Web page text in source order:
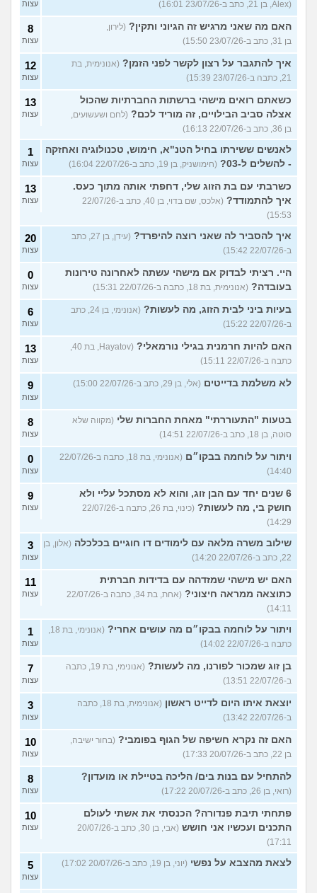
(Alex, בן 21, כתב ב-23/07/26 16:01) עצות
האם מה שאני מרגיש זה הגיוני ותקין? (לירון,
בן 31, כתב ב-23/07/26 15:50)
8
עצות
איך להתגבר על רצון לקשר לפני הזמן? (אנונימית, בת
21, כתבה ב-23/07/26 15:39)
12
עצות
כשאתם רואים מישהי ברשתות החברתיות שהכול
אצלה סביב הבילויים, זה מוריד לכם? (לחם ושעשועים,
בן 36, כתב ב-22/07/26 16:13)
13
עצות
לאנשים ששירתו בחיל הטנ"א, חימוש, טכנולוגיה ואחזקה
- להשלים ל-03?
(חימושניק, בן 19, כתב ב-22/07/26 16:04)
1
עצות
כשרבתי עם בת הזוג שלי, דחפתי אותה מתוך כעס.
איך להתמודד?
(אלכס, שם בדוי, בן 40, כתב ב-22/07/26
15:53)
13
עצות
איך להסביר לה שאני רוצה להיפרד?
(עידן, בן 27, כתב
ב-22/07/26 15:42)
20
עצות
היי. רציתי לבדוק אם מישהי עשתה לאחרונה טירונות
בעובדה? (אנונימית, בת 18, כתבה ב-22/07/26 15:31)
0
עצות
בעיות ביני לבית הזוג, מה לעשות?
(אנונימי, בן 24, כתב
ב-22/07/26 15:22)
6
עצות
האם להיות חרמנית בגילי נורמאלי?
כתבה ב-22/07/26 15:11)
13
עצות
לא משלמת בדייטים (אלי, בן 29, כתב ב-22/07/26 15:00) 9
עצות
בטעות "התעוררתי" מאחת החברות שלי (מקווה שלא
סוטה, בן 18, כתב ב-22/07/26 14:51)
8
עצות
ויתור על לוחמה בבקו״ם
(אנונימי, בת 18, כתבה ב-22/07/26
14:40)
0
עצות
6 שנים יחד עם הבן זוג, והוא לא מסתכל עליי ולא
חושק בי, מה לעשות?
(כינוי, בת 26, כתבה ב-22/07/26
14:29)
9
עצות
שילוב משרה מלאה עם לימודים דו חוגיים בכלכלה (אלון, בן
22, כתב ב-22/07/26 14:20)
3
עצות
האם יש מישהי שמזדהה עם בדידות חברתית
כתוצאה ממראה חיצוני?
(אחת, בת 34, כתבה ב-22/07/26
14:11)
11
עצות
ויתור על לוחמה בבקו״ם מה עושים אחרי?
כתבה ב-22/07/26 14:02)
1
עצות
בן זוג שמכור לפורנו, מה לעשות?
(אנונימי, בת 19, כתבה
ב-22/07/26 13:51)
7
עצות
יוצאת איתו היום לדייט ראשון
(אנונימית, בת 18, כתבה
ב-22/07/26 13:42)
3
עצות
האם זה נקרא חשיפה של הגוף בפומבי? (בחור ישיבה,
בן 22, כתב ב-20/07/26 17:33)
10
עצות
להתחיל עם בנות בים/ הליכה בטיילת או מועדון?
(רואי, בן 26, כתב ב-20/07/26 17:22)
8
עצות
פתחתי תיבת פנדורה? הכנסתי את אשתי לעולם
התכנים ועכשיו אני חושש
(אבי, בן 30, כתב ב-20/07/26
17:11)
10
עצות
לצאת מהצבא על נפשי (יוני, בן 19, כתב ב-20/07/26 17:02) 5
עצות